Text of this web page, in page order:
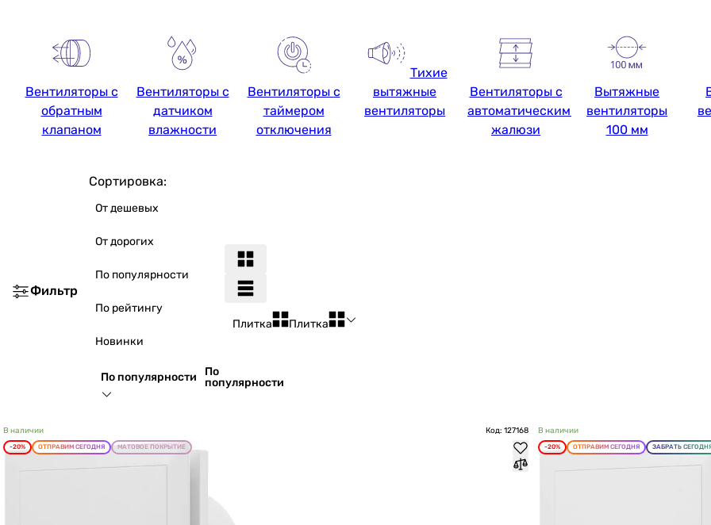
Вентиляторы с
обратным
клапаном
Вентиляторы с
датчиком
влажности
Вентиляторы с
таймером
отключения
Тихие
вытяжные
вентиляторы
Вентиляторы с
автоматическими
жалюзи
Вытяжные
вентиляторы
100 мм
Фильтр
Сортировка:
От дешевых
От дорогих
По популярности
По рейтингу
Новинки
По популярности
По
популярности
Плитка Плитка
В наличии Код: 127168
-20% ОТПРАВИМ СЕГОДНЯ МАТОВОЕ ПОКРЫТИЕ
В наличии
-20% ОТПРАВИМ СЕГОДНЯ ЗАБРАТЬ